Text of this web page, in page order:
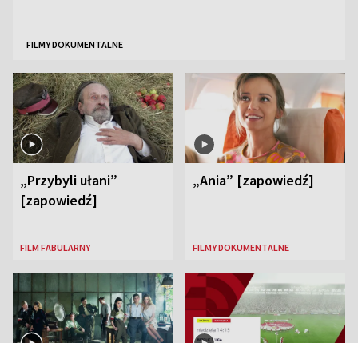
FILMY DOKUMENTALNE
„Przybyli ułani”
[zapowiedź]
FILM FABULARNY
„Ania” [zapowiedź]
FILMY DOKUMENTALNE